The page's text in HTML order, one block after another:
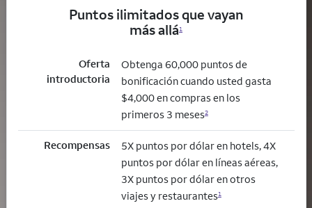
Puntos ilimitados que vayan
más allá1
Oferta
introductoria
Obtenga 60,000 puntos de
bonificación cuando usted gasta
$4,000 en compras en los
primeros 3 meses2
Recompensas
5X puntos por dólar en hotels, 4X
puntos por dólar en líneas aéreas,
3X puntos por dólar en otros
viajes y restaurantes1